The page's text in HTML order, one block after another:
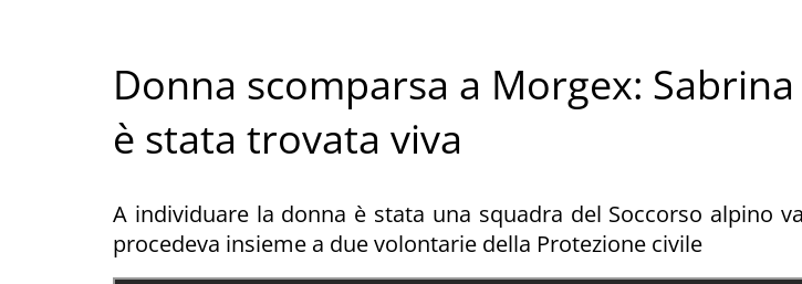
Donna scomparsa a Morgex:
è stata trovata viva
A individuare la donna è stata una squadra del Soccorso alpino
procedeva insieme a due volontarie della Protezione civile